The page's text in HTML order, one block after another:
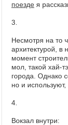
поезде я
3.
Несмотря на то
архитектурой, в
момент
мол, такой хай-
города. Однако
но и используют,
4.
Вокзал внутри: